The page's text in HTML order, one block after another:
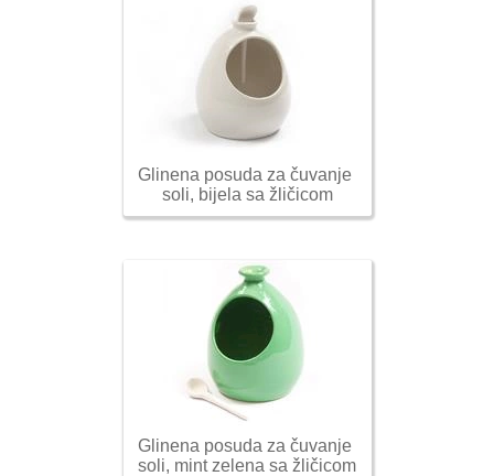
Glinena posuda za čuvanje
soli, bijela sa žličicom
Glinena posuda za čuvanje
soli, mint zelena sa žličicom